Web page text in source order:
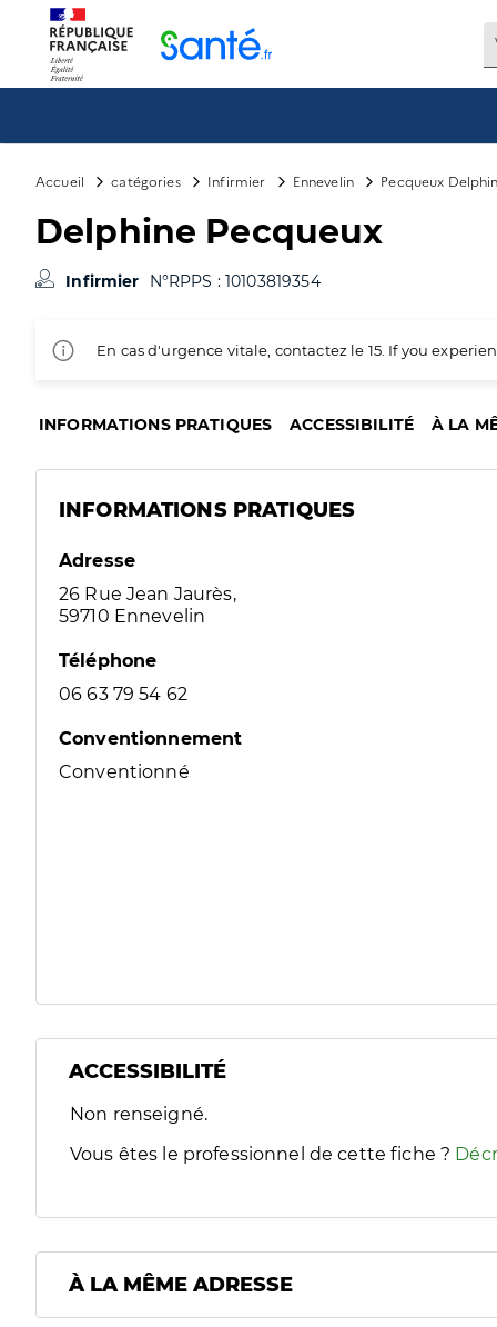
Accueil catégories Infirmier Ennevelin Pecqueux
Delphine Pecqueux
Infirmier N°RPPS : 10103819354
En cas d'urgence vitale, contactez le 15. If you
INFORMATIONS PRATIQUES ACCESSIBILITÉ À LA
INFORMATIONS PRATIQUES
Adresse
26 Rue Jean Jaurès,
59710 Ennevelin
Téléphone
06 63 79 54 62
Conventionnement
Conventionné
ACCESSIBILITÉ
Filtres
Sélectionnez un ou plusieurs handicaps/besoins
Non renseigné.
Vous êtes le professionnel de cette fiche ?
À LA MÊME ADRESSE
Panneau de gestion des cookies